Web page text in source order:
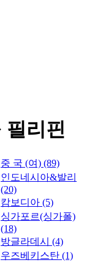
필리핀
중 국 (여) (89)
인도네시아&발리
(20)
캄보디아 (5)
싱가포르(싱가폴)
(18)
방글라데시 (4)
우즈베키스탄 (1)